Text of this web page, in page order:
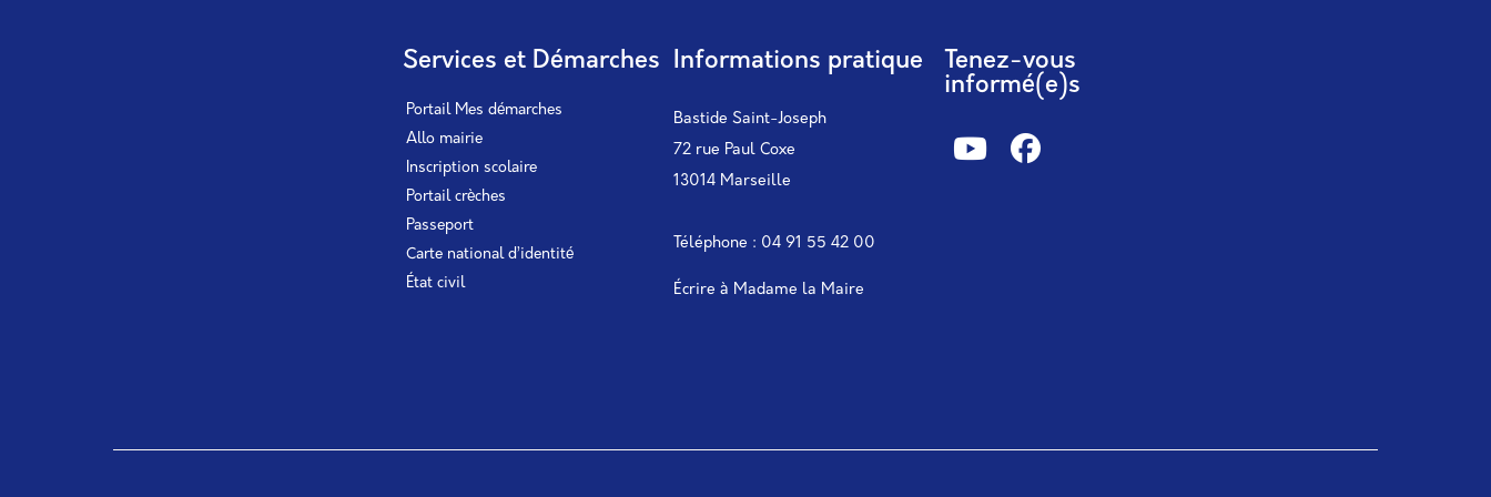
Services et Démarches
Portail Mes démarches
Allo mairie
Inscription scolaire
Portail crèches
Passeport
Carte national d’identité
État civil
Informations pratique
Bastide Saint-Joseph
72 rue Paul Coxe
13014 Marseille
Téléphone : 04 91 55 42 00
Écrire à Madame la Maire
Tenez-vous
informé(e)s